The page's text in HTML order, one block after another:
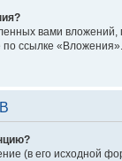
вами вложений,
ссылке «Вложения».
(в его исходной